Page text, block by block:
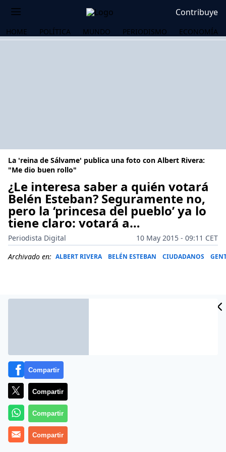
Contribuye
HOME POLÍTICA MUNDO PERIODISMO ECONOMÍA
La 'reina de Sálvame' publica una foto con Albert Rivera:
"Me dio buen rollo"
¿Le interesa saber a quién votará
Belén Esteban? Seguramente no,
pero la ‘princesa del pueblo’ ya lo
tiene claro: votará a…
Periodista Digital
10 May 2015 - 09:11 CET
Archivado en: ALBERT RIVERA BELÉN ESTEBAN CIUDADANOS
La ‘Princesa del Pueblo’, Belén Esteban, ha vuelto a
sorprender, en esta ocasión a través de las redes
sociales, al publicar una fotografía con el que puede
Compartir
Compartir
Compartir
Compartir